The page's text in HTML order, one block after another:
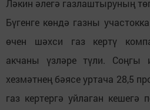
Ләкин әлегә газлаштыруның
Бүгенге көндә газны
өчен шәхси газ кертү
акчаны үзләре түли. Соңгы
хезмәтнең бәясе уртача 28,5
газ кертергә уйлаган